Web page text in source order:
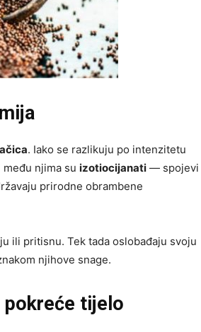
. Iako se razlikuju po intenzitetu
njima su izotiocijanati — spojevi
prirodne obrambene
ili pritisnu. Tek tada oslobađaju svoju
njihove snage.
pokreće tijelo